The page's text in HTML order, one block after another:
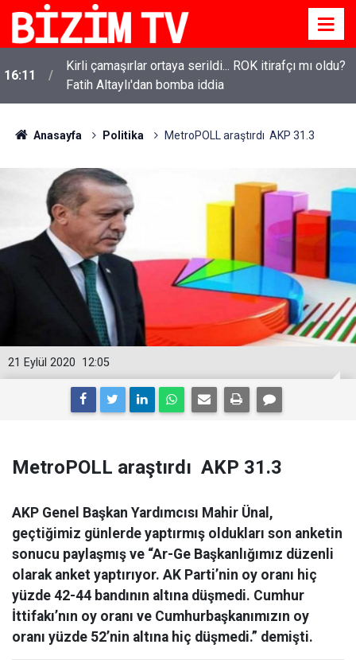
16:11
Kirli çamaşırlar ortaya serildi... ROK itirafçı mı oldu?
Fatih Altaylı'dan bomba iddia
Anasayfa Politika MetroPOLL araştırdı AKP 31.3
12:05
21 Eylül 2020
MetroPOLL araştırdı AKP 31.3
AKP Genel Başkan Yardımcısı Mahir Ünal,
geçtiğimiz günlerde yaptırmış oldukları son anketin
sonucu paylaşmış ve “Ar-Ge Başkanlığımız düzenli
olarak anket yaptırıyor. AK Parti’nin oy oranı hiç
yüzde 42-44 bandının altına düşmedi. Cumhur
İttifakı’nın oy oranı ve Cumhurbaşkanımızın oy
oranı yüzde 52’nin altına hiç düşmedi.” demişti.